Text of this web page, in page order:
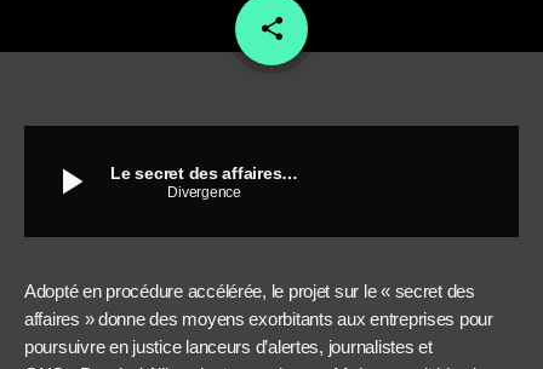
share
email
play_arrow Le secret des affaires…
Divergence
Adopté en procédure accélérée, le projet sur le « secret des
affaires » donne des moyens exorbitants aux entreprises pour
poursuivre en justice lanceurs d’alertes, journalistes et